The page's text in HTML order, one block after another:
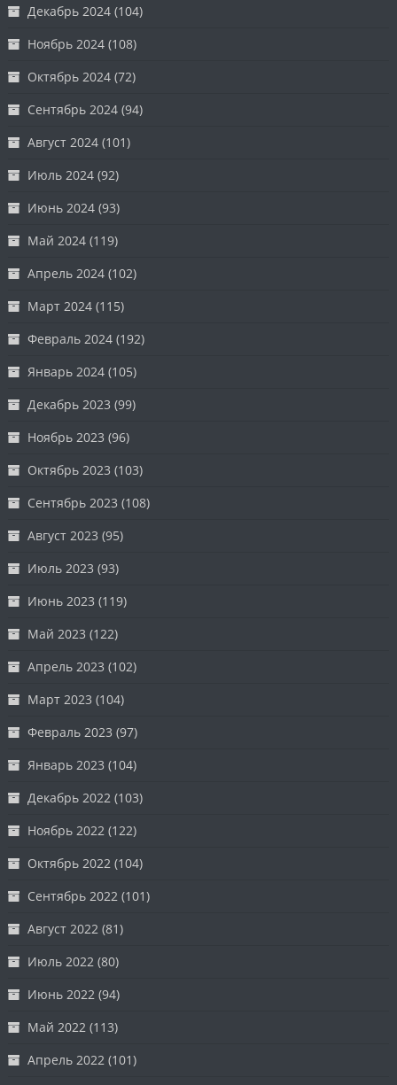
Декабрь 2024 (104)
Ноябрь 2024 (108)
Октябрь 2024 (72)
Сентябрь 2024 (94)
Август 2024 (101)
Июль 2024 (92)
Июнь 2024 (93)
Май 2024 (119)
Апрель 2024 (102)
Март 2024 (115)
Февраль 2024 (192)
Январь 2024 (105)
Декабрь 2023 (99)
Ноябрь 2023 (96)
Октябрь 2023 (103)
Сентябрь 2023 (108)
Август 2023 (95)
Июль 2023 (93)
Июнь 2023 (119)
Май 2023 (122)
Апрель 2023 (102)
Март 2023 (104)
Февраль 2023 (97)
Январь 2023 (104)
Декабрь 2022 (103)
Ноябрь 2022 (122)
Октябрь 2022 (104)
Сентябрь 2022 (101)
Август 2022 (81)
Июль 2022 (80)
Июнь 2022 (94)
Май 2022 (113)
Апрель 2022 (101)